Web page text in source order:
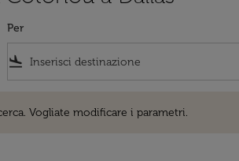
Per
flight_land
Vogliate modificare i parametri.